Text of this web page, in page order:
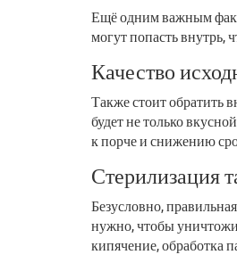
Ещё одним важным
могут попасть внутрь,
Качество
Также стоит обратить
будет не только
к порче и снижению
Стерилизация
Безусловно,
нужно, чтобы
кипячение, обработка